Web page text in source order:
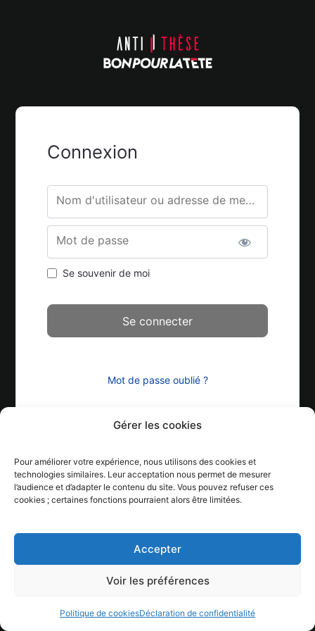
Gérer les cookies
Pour améliorer votre expérience, nous utilisons des cookies et
technologies similaires. Leur acceptation nous permet de mesurer
l’audience et d’adapter le contenu du site. Vous pouvez refuser ces
cookies ; certaines fonctions pourraient alors être limitées.
Accepter
Voir les préférences
Politique de cookiesDéclaration de confidentialité
Connexion
Nom d'utilisateur ou adresse de messagerie.
Mot de passe
Se souvenir de moi
Mot de passe oublié ?